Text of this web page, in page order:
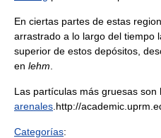
En ciertas partes de estas
arrastrado a lo largo del tiempo
superior de estos depósitos,
en lehm
Las partículas más gruesas son
arenales .http://
Categorías: